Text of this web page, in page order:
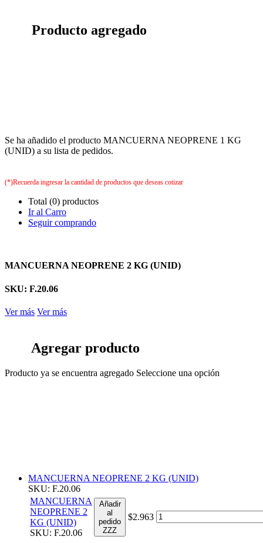
Producto agregado
Se ha añadido el producto MANCUERNA NEOPRENE 1 KG
(UNID) a su lista de pedidos.
(*)Recuerda ingresar la cantidad de productos que deseas cotizar
Total (0) productos
Ir al Carro
Seguir comprando
MANCUERNA NEOPRENE 2 KG (UNID)
SKU: F.20.06
Ver más Ver más
Agregar producto
Producto ya se encuentra agregado Seleccione una opción
MANCUERNA NEOPRENE 2 KG (UNID)
SKU: F.20.06
MANCUERNA
NEOPRENE 2
KG (UNID)
SKU: F.20.06
Añadir
al
pedido
ZZZ
$2.963